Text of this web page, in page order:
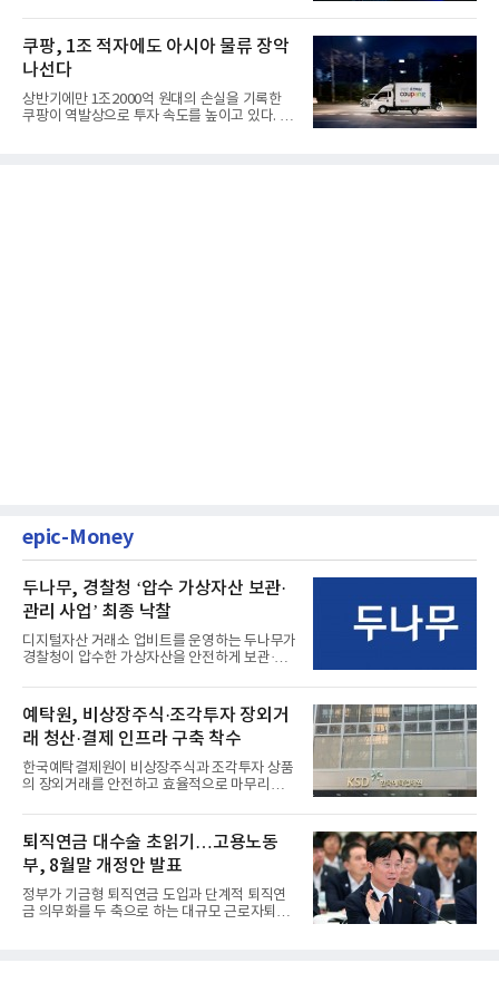
쿠팡, 1조 적자에도 아시아 물류 장악
나선다
상반기에만 1조2000억 원대의 손실을 기록한
쿠팡이 역발상으로 투자 속도를 높이고 있다. 이
epic-Money
두나무, 경찰청 ‘압수 가상자산 보관·
관리 사업’ 최종 낙찰
디지털자산 거래소 업비트를 운영하는 두나무가
경찰청이 압수한 가상자산을 안전하게 보관·관
예탁원, 비상장주식·조각투자 장외거
래 청산·결제 인프라 구축 착수
한국예탁결제원이 비상장주식과 조각투자 상품
의 장외거래를 안전하고 효율적으로 마무리하기
퇴직연금 대수술 초읽기…고용노동
부, 8월말 개정안 발표
정부가 기금형 퇴직연금 도입과 단계적 퇴직연
금 의무화를 두 축으로 하는 대규모 근로자퇴직